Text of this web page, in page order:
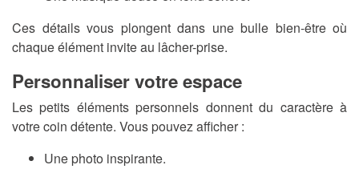
Ces détails vous plongent dans une bulle bien-être où
chaque élément invite au lâcher-prise.
Personnaliser votre espace
Les petits éléments personnels donnent du caractère à
votre coin détente. Vous pouvez afficher :
Une photo inspirante.